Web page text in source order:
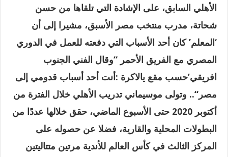
الأهلي السابق، على الإشادة التي تلقاها من حسن
شحاتة، مدرب منتخب مصر الأسبق، مشيرا إلى أن
‘المعلم’ كان أحد الأسباب التي دفعته للعمل في الدوري
المصري مع الفريق الأحمر“وقال الفني الجنوب
افريقي’حسب مقع يالاكرة :أنت أحد أسباب قدومي إلى
مصر“.. وتولى موسيماني تدريب الأهلي خلال الفترة من
أكتوبر 2020 حتى الأسبوع الماضي، حقق خلالها عددًا من
البطولات المحلية والقارية، فضلا عن حصوله على
المركز الثالث في كأس العالم للأندية مرتين متتاليتين